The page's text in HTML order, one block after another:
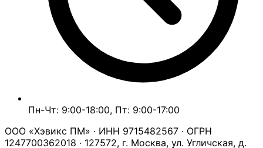
Пн-Чт: 9:00-18:00, Пт: 9:00-17:00
ООО «Хэвикс ПМ» · ИНН 9715482567 · ОГРН
1247700362018 · 127572, г. Москва, ул. Угличская, д.